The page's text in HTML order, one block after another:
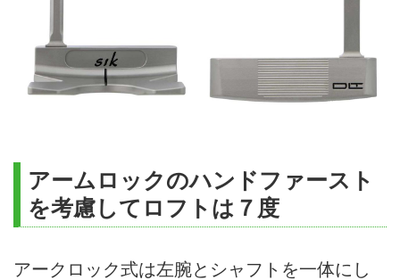
アームロックのハンドファースト
を考慮してロフトは７度
アークロック式は左腕とシャフトを一体にし